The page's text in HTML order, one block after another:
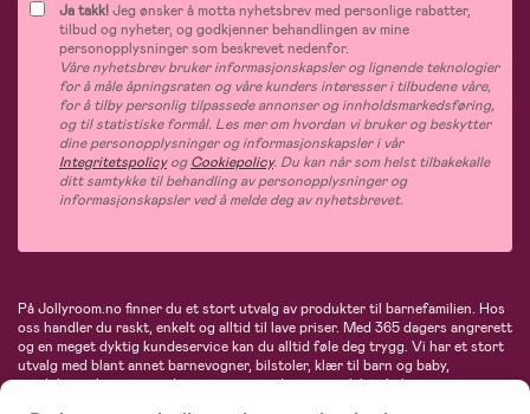
Ja takk!Jeg ønsker å motta nyhetsbrev med personlige rabatter,
tilbud og nyheter, og godkjenner behandlingen av mine
personopplysninger som beskrevet nedenfor.
Våre nyhetsbrev bruker informasjonskapsler og lignende teknologier
for å måle åpningsraten og våre kunders interesser i tilbudene våre,
for å tilby personlig tilpassede annonser og innholdsmarkedsføring,
og til statistiske formål. Les mer om hvordan vi bruker og beskytter
dine personopplysninger og informasjonskapsler i vår
IntegritetspolicyogCookiepolicy. Du kan når som helst tilbakekalle
ditt samtykke til behandling av personopplysninger og
informasjonskapsler ved å melde deg av nyhetsbrevet.
På Jollyroom.no finner du et stort utvalg av produkter til barnefamilien. Hos
oss handler du raskt, enkelt og alltid til lave priser. Med 365 dagers angrerett
og en meget dyktig kundeservice kan du alltid føle deg trygg. Vi har et stort
utvalg med blant annet barnevogner, bilstoler, klær til barn og baby,
produkter til mor, mengder av inspirerende interiør, leker, babyustyr og mye